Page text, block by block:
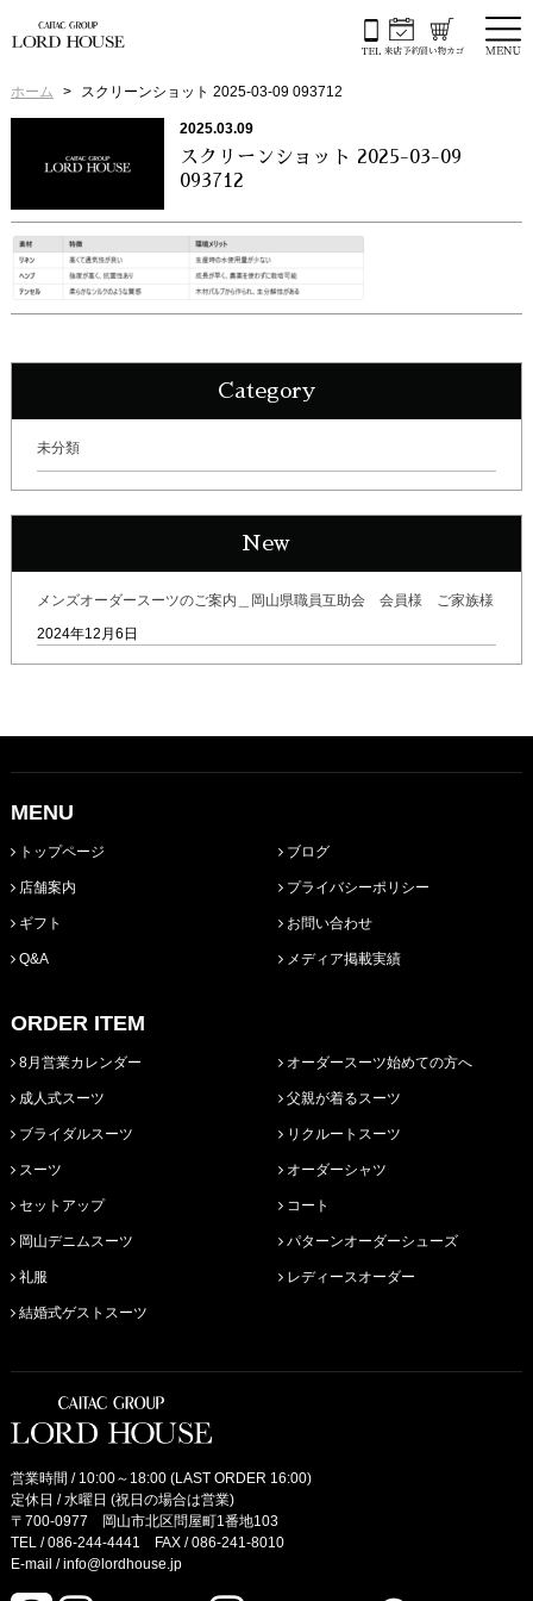
ホーム スクリーンショット 2025-03-09 093712
2025.03.09
スクリーンショット 2025-03-09
093712
Category
未分類
New
メンズオーダースーツのご案内＿岡山県職員互助会 会員様 ご家族様
2024年12月6日
MENU
トップページ
店舗案内
ギフト
Q&A
ブログ
プライバシーポリシー
お問い合わせ
メディア掲載実績
ORDER ITEM
8月営業カレンダー
成人式スーツ
ブライダルスーツ
スーツ
セットアップ
岡山デニムスーツ
礼服
結婚式ゲストスーツ
オーダースーツ始めての方へ
父親が着るスーツ
リクルートスーツ
オーダーシャツ
コート
パターンオーダーシューズ
レディースオーダー
営業時間 / 10:00～18:00 (LAST ORDER 16:00)
定休日 / 水曜日 (祝日の場合は営業)
〒700-0977 岡山市北区問屋町1番地103
TEL /086-244-4441
FAX / 086-241-8010
E-mail /info@lordhouse.jp